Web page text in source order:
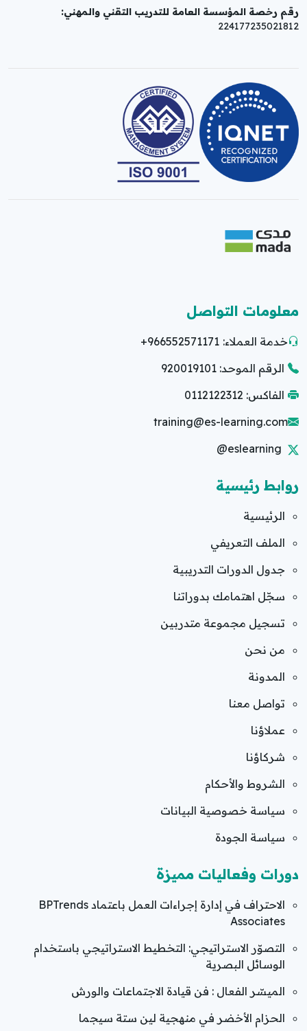
رقم رخصة المؤسسة العامة للتدريب التقني والمهني:
224177235021812
معلومات التواصل
خدمة العملاء: +966552571171
الرقم الموحد: 920019101
الفاكس: 0112122312
training@es-learning.com
@eslearning
روابط رئيسية
الرئيسية
الملف التعريفي
جدول الدورات التدريبية
سجّل اهتمامك بدوراتنا
تسجيل مجموعة متدربين
من نحن
المدونة
تواصل معنا
عملاؤنا
شركاؤنا
الشروط والأحكام
سياسة خصوصية البيانات
سياسة الجودة
دورات وفعاليات مميزة
الاحتراف في إدارة إجراءات العمل باعتماد BPTrends
Associates
التصوّر الاستراتيجي: التخطيط الاستراتيجي باستخدام
الوسائل البصرية
الميسّر الفعال : فن قيادة الاجتماعات والورش
الحزام الأخضر في منهجية لين ستة سيجما